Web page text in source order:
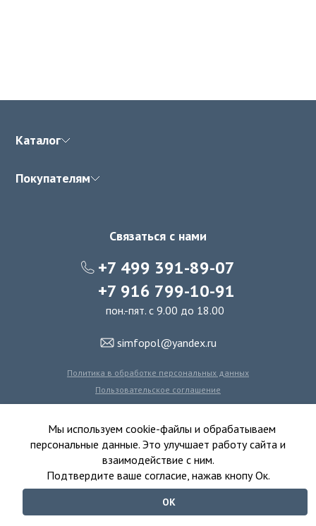
Каталог
Покупателям
Связаться с нами
+7 499 391-89-07
+7 916 799-10-91
пон.-пят. с 9.00 до 18.00
simfopol@yandex.ru
Политика в обработке персональных данных
Пользовательское соглашение
Политика использования файлов cookie
© 2016-2026 Симфония Пола - интернет-магазин
ковролина, линолеума, виниловых полов и ковровой плитки.
Мы используем cookie-файлы и обрабатываем
персональные данные. Это улучшает работу сайта и
взаимодействие с ним.
Подтвердите ваше согласие, нажав кнопу Ок.
ОК